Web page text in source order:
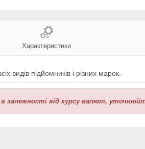
Характеристики
видів підйомників і різних марок.
залежності від курсу валют,